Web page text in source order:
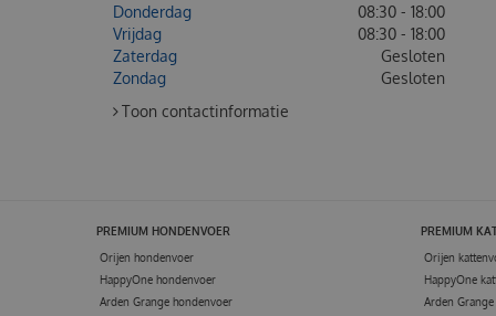
Donderdag
08:30 - 18:00
Vrijdag
08:30 - 18:00
Zaterdag
Gesloten
Zondag
Gesloten
Toon contactinformatie
PREMIUM HONDENVOER
Orijen hondenvoer
HappyOne hondenvoer
Arden Grange hondenvoer
PREMIUM
Orijen
HappyOne
Arden